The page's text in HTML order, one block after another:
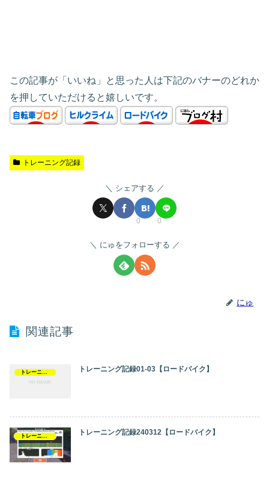
この記事が「いいね」と思った人は下記のバナーのどれか
を押していただけると嬉しいです。
トレーニング記録
シェアする
0 0
にゅをフォローする
にゅ
関連記事
トレーニング記録01-03【ロードバイク】
トレーニング記録240312【ロードバイク】